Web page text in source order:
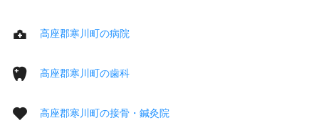
高座郡寒川町の病院
高座郡寒川町の歯科
高座郡寒川町の接骨・鍼灸院